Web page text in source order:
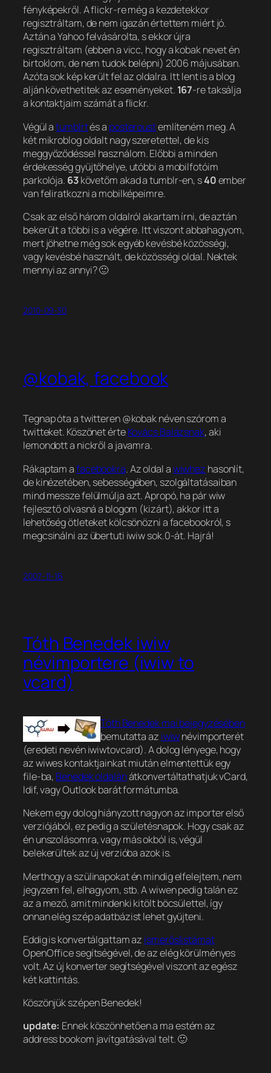
fényképekről. A flickr-re még a kezdetekkor
regisztráltam, de nem igazán értettem miért jó.
Aztán a Yahoo felvásárolta, s ekkor újra
regisztráltam (ebben a vicc, hogy a kobak nevet én
birtoklom, de nem tudok belépni) 2006 májusában.
Azóta sok kép került fel az oldalra. Itt lent is a blog
alján követhetitek az eseményeket. 167-re taksálja
a kontaktjaim számát a flickr.
Végül atumblrtés a posteroustemlíteném meg. A
két mikroblog oldalt nagy szeretettel, de kis
meggyőződéssel használom. Előbbi a minden
érdekesség gyüjtőhelye, utóbbi a mobilfotóim
parkolója. 63követőm akad a tumblr-en, s40ember
van feliratkozni a mobilképeimre.
Csak az első három oldalról akartam írni, de aztán
bekerült a többi is a végére. Itt viszont abbahagyom,
mert jöhetne még sok egyéb kevésbé közösségi,
vagy kevésbé használt, de közösségi oldal. Nektek
mennyi az annyi? 🙂
2010-09-30
@kobak, facebook
Tegnap óta a twitteren @kobak néven szórom a
twitteket. Köszönet érteKovács Balázsnak, aki
lemondott a nickről a javamra.
Rákaptam afacebookra. Az oldal awiwhez hasonlít,
de kinézetében, sebességében, szolgáltatásaiban
mind messze felülmúlja azt. Apropó, ha pár wiw
fejlesztő olvasná a blogom (kizárt), akkor itt a
lehetőség ötleteket kölcsönözni a facebookról, s
megcsinálni az übertuti iwiw sok.0-át. Hajrá!
2007-11-16
Tóth Benedek iwiw
névimportere (iwiw to
vcard)
Tóth Benedek mai bejegyzésében
bemutatta az iwiwnévimporterét
(eredeti nevén iwiwtovcard). A dolog lényege, hogy
az wiwes kontaktjainkat miután elmentettük egy
file-ba, Benedek oldalánátkonvertáltathatjuk vCard,
ldif, vagy Outlook barát formátumba.
Nekem egy dolog hiányzott nagyon az importer első
verziójából, ez pedig a születésnapok. Hogy csak az
én unszolásomra, vagy más okból is, végül
belekerültek az új verzióba azok is.
Merthogy a szülinapokat én mindig elfelejtem, nem
jegyzem fel, elhagyom, stb. A wiwen pedig talán ez
az a mező, amit mindenki kitölt böcsülettel, így
onnan elég szép adatbázist lehet gyüjteni.
Eddig is konvertálgattam az ismerőslistámat
OpenOffice segítségével, de az elég körülményes
volt. Az új konverter segítségével viszont az egész
két kattintás.
Köszönjük szépen Benedek!
update: Ennek köszönhetően a ma estém az
address bookom javítgatásával telt. 🙂